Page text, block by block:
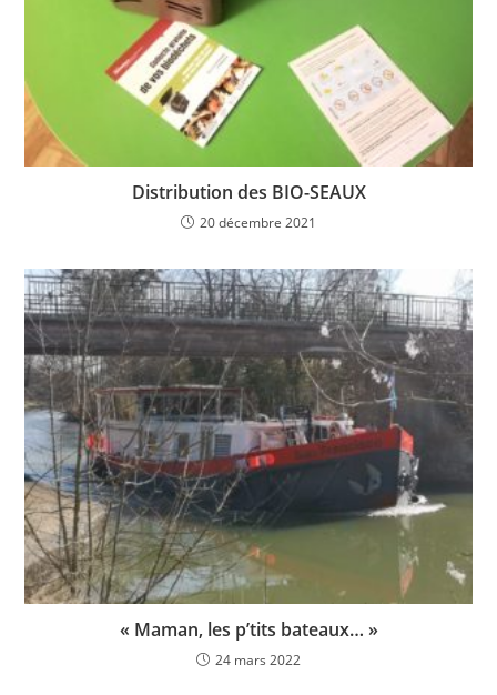
Distribution des BIO-SEAUX
20 décembre 2021
« Maman, les p’tits bateaux… »
24 mars 2022